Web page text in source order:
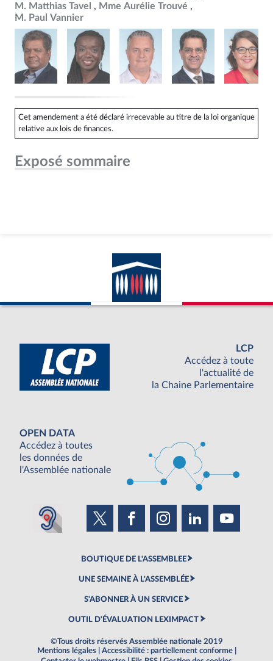
M. Matthias Tavel
Mme Aurélie Trouvé
M. Paul Vannier
Cet amendement a été déclaré irrecevable au titre de la loi organique
relative aux lois de finances.
Exposé sommaire
LCP
Accédez à toute
l'actualité de
la Chaine Parlementaire
OPEN DATA
Accédez à toutes
les données de
l'Assemblée nationale
BOUTIQUE DE L'ASSEMBLEE
UNE SEMAINE À L'ASSEMBLÉE
S'ABONNER À UN SERVICE
OUTIL D'ÉVALUATION LEXIMPACT
©Tous droits réservés Assemblée nationale 2019
Mentions légales
Accessibilité : partiellement conforme